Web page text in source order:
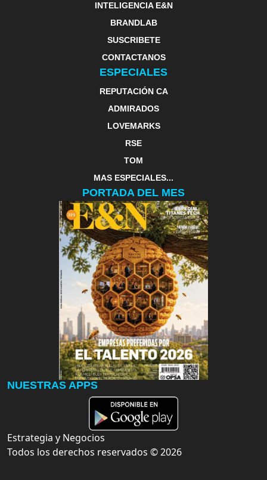
INTELIGENCIA E&N
BRANDLAB
SUSCRIBETE
CONTACTANOS
ESPECIALES
REPUTACIÓN CA
ADMIRADOS
LOVEMARKS
RSE
TOM
MAS ESPECIALES...
PORTADA DEL MES
NUESTRAS APPS
Estrategia y Negocios
Todos los derechos reservados ©2026